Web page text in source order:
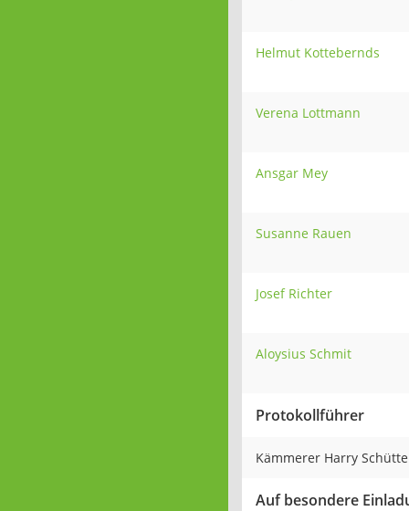
Helmut Kottebernds
Verena Lottmann
Ansgar Mey
Susanne Rauen
Josef Richter
Aloysius Schmit
Protokollführer
Kämmerer Harry
Auf besondere